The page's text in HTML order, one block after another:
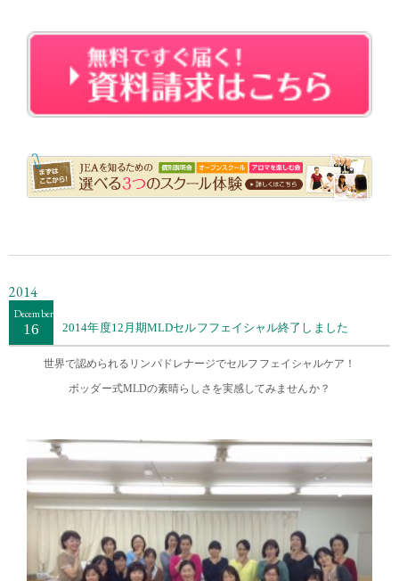
2014
December
16 2014年度12月期MLDセルフフェイシャル終了しました
世界で認められるリンパドレナージでセルフフェイシャルケア！
ボッダー式MLDの素晴らしさを実感してみませんか？